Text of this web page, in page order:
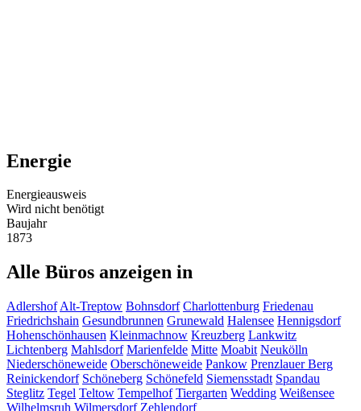
Energie
Energieausweis
Wird nicht benötigt
Baujahr
1873
Alle Büros anzeigen in
Adlershof Alt-Treptow Bohnsdorf Charlottenburg Friedenau
Friedrichshain Gesundbrunnen Grunewald Halensee Hennigsdorf
Hohenschönhausen Kleinmachnow Kreuzberg Lankwitz
Lichtenberg Mahlsdorf Marienfelde Mitte Moabit Neukölln
Niederschöneweide Oberschöneweide Pankow Prenzlauer Berg
Reinickendorf Schöneberg Schönefeld Siemensstadt Spandau
Steglitz Tegel Teltow Tempelhof Tiergarten Wedding Weißensee
Wilhelmsruh Wilmersdorf Zehlendorf